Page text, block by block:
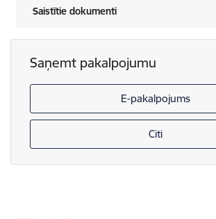
Saistītie dokumenti
Saņemt pakalpojumu
E-pakalpojums
Citi